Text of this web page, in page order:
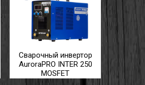
Сварочный инвертор
AuroraPRO INTER 250
MOSFET